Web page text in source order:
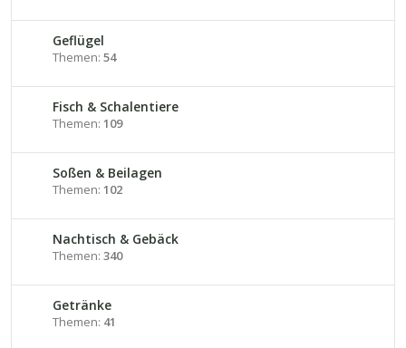
Geflügel
Themen: 54
Fisch & Schalentiere
Themen: 109
Soßen & Beilagen
Themen: 102
Nachtisch & Gebäck
Themen: 340
Getränke
Themen: 41